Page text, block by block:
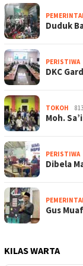
Duduk
PERISTIWA
DKC
TOKOH
Moh.
PERISTIWA
Dibela
Gus
KILAS WARTA